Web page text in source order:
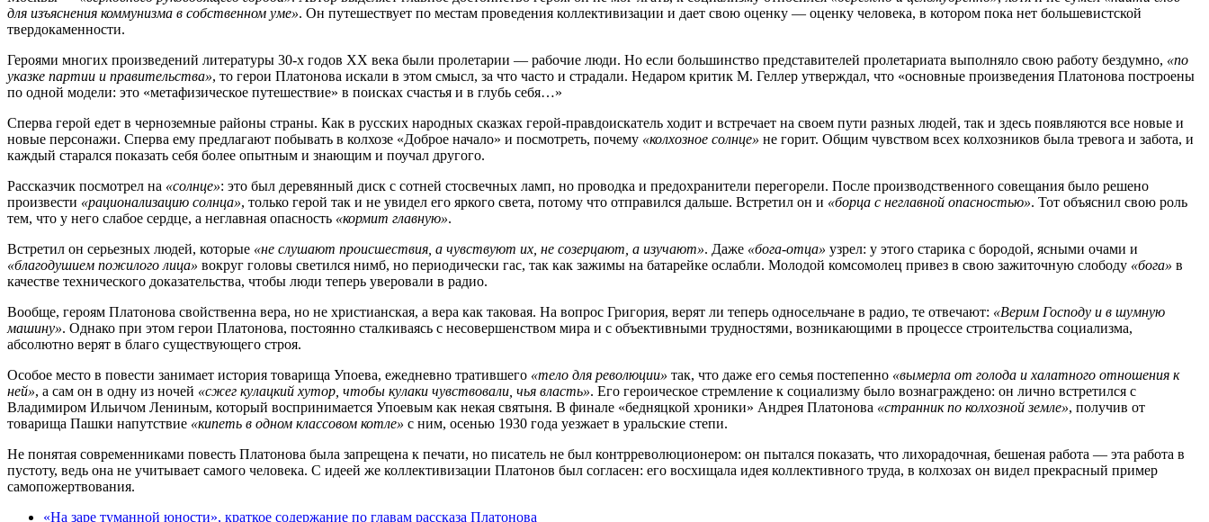
для изъяснения коммунизма в собственном уме». Он путешествует по местам проведения коллективизации и дает свою оценку — оценку человека, в котором пока нет большевистской
твердокаменности.
Героями многих произведений литературы 30-х годов ХХ века были пролетарии — рабочие люди. Но если большинство представителей пролетариата выполняло свою работу бездумно, «по
указке партии и правительства», то герои Платонова искали в этом смысл, за что часто и страдали. Недаром критик М. Геллер утверждал, что «основные произведения Платонова построены
по одной модели: это «метафизическое путешествие» в поисках счастья и в глубь себя…»
Сперва герой едет в черноземные районы страны. Как в русских народных сказках герой-правдоискатель ходит и встречает на своем пути разных людей, так и здесь появляются все новые и
новые персонажи. Сперва ему предлагают побывать в колхозе «Доброе начало» и посмотреть, почему «колхозное солнце» не горит. Общим чувством всех колхозников была тревога и забота, и
каждый старался показать себя более опытным и знающим и поучал другого.
Рассказчик посмотрел на «солнце»: это был деревянный диск с сотней стосвечных ламп, но проводка и предохранители перегорели. После производственного совещания было решено
произвести «рационализацию солнца», только герой так и не увидел его яркого света, потому что отправился дальше. Встретил он и «борца с неглавной опасностью». Тот объяснил свою роль
тем, что у него слабое сердце, а неглавная опасность «кормит главную».
Встретил он серьезных людей, которые «не слушают происшествия, а чувствуют их, не созерцают, а изучают». Даже «бога-отца» узрел: у этого старика с бородой, ясными очами и
«благодушием пожилого лица» вокруг головы светился нимб, но периодически гас, так как зажимы на батарейке ослабли. Молодой комсомолец привез в свою зажиточную слободу «бога» в
качестве технического доказательства, чтобы люди теперь уверовали в радио.
Вообще, героям Платонова свойственна вера, но не христианская, а вера как таковая. На вопрос Григория, верят ли теперь односельчане в радио, те отвечают: «Верим Господу и в шумную
машину». Однако при этом герои Платонова, постоянно сталкиваясь с несовершенством мира и с объективными трудностями, возникающими в процессе строительства социализма,
абсолютно верят в благо существующего строя.
Особое место в повести занимает история товарища Упоева, ежедневно тратившего «тело для революции» так, что даже его семья постепенно «вымерла от голода и халатного отношения к
ней», а сам он в одну из ночей «сжег кулацкий хутор, чтобы кулаки чувствовали, чья власть». Его героическое стремление к социализму было вознаграждено: он лично встретился с
Владимиром Ильичом Лениным, который воспринимается Упоевым как некая святыня. В финале «бедняцкой хроники» Андрея Платонова «странник по колхозной земле», получив от
товарища Пашки напутствие «кипеть в одном классовом котле» с ним, осенью 1930 года уезжает в уральские степи.
Не понятая современниками повесть Платонова была запрещена к печати, но писатель не был контрреволюционером: он пытался показать, что лихорадочная, бешеная работа ― эта работа в
пустоту, ведь она не учитывает самого человека. С идеей же коллективизации Платонов был согласен: его восхищала идея коллективного труда, в колхозах он видел прекрасный пример
самопожертвования.
«На заре туманной юности», краткое содержание по главам рассказа Платонова